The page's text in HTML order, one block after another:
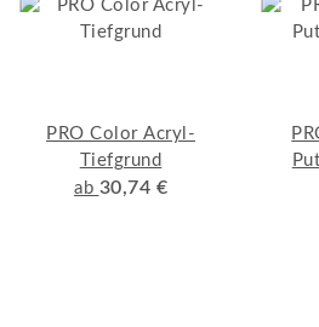
PRO Color Acryl-
Tiefgrund
ab 30,74 €